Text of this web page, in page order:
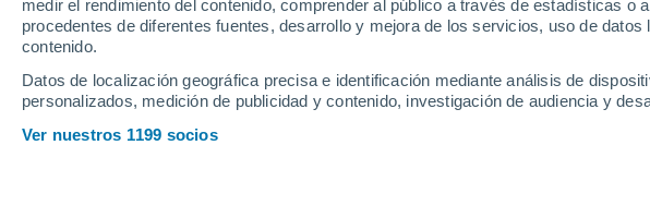
medir el rendimiento del contenido, comprender al público a través de estadísticas o
procedentes de diferentes fuentes, desarrollo y mejora de los servicios, uso de
contenido.
Datos de localización geográfica precisa e identificación mediante análisis de
personalizados, medición de publicidad y contenido, investigación de audiencia y
Ver nuestros 1199 socios
La previsión del tiempo por horas en Moissac